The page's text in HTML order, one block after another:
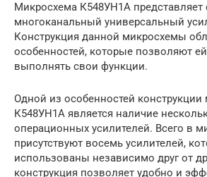
Микросхема К548УН1А
многоканальный универсальный
Конструкция данной микросхемы
особенностей, которые позволяют
выполнять свои функции.
Одной из особенностей
К548УН1А является наличие
операционных усилителей. Всего в
присутствуют восемь усилителей,
использованы независимо друг от
конструкция позволяет удобно и